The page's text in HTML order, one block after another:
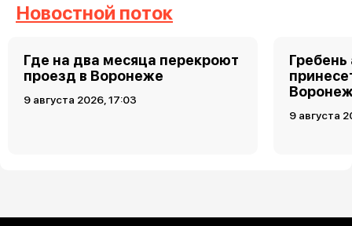
Новостной поток
Где на два месяца перекроют
проезд в Воронеже
9 августа 2026, 17:03
9 августа